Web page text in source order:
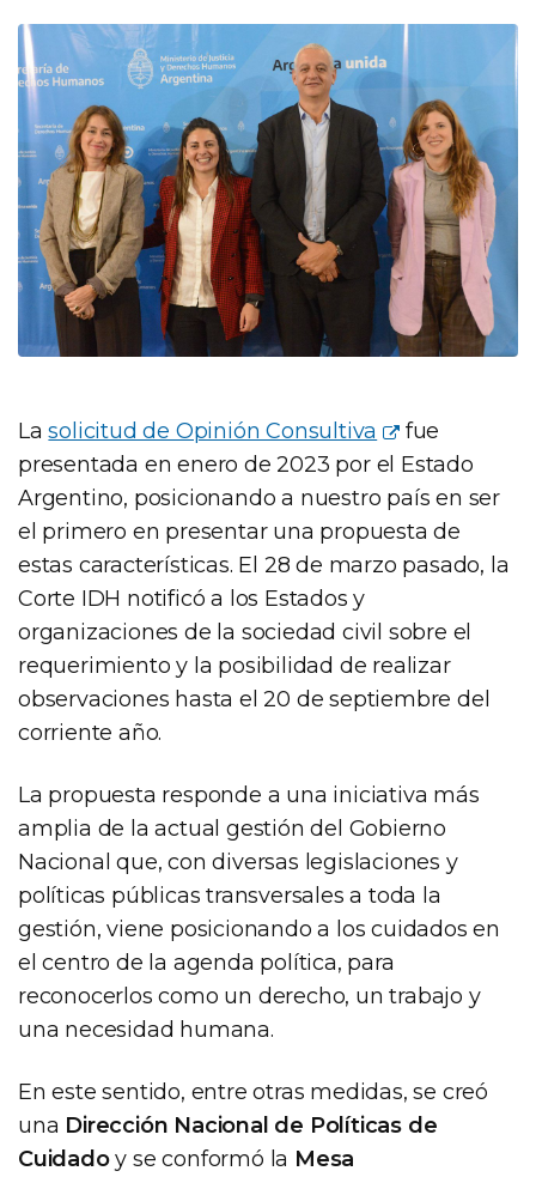
Lasolicitud de Opinión Consultiva
fue
presentada en enero de 2023 por el Estado
Argentino, posicionando a nuestro país en ser
el primero en presentar una propuesta de
estas características. El 28 de marzo pasado, la
Corte IDH notificó a los Estados y
organizaciones de la sociedad civil sobre el
requerimiento y la posibilidad de realizar
observaciones hasta el 20 de septiembre del
corriente año.
La propuesta responde a una iniciativa más
amplia de la actual gestión del Gobierno
Nacional que, con diversas legislaciones y
políticas públicas transversales a toda la
gestión, viene posicionando a los cuidados en
el centro de la agenda política, para
reconocerlos como un derecho, un trabajo y
una necesidad humana.
En este sentido, entre otras medidas, se creó
una Dirección Nacional de Políticas de
Cuidadoy se conformó la Mesa